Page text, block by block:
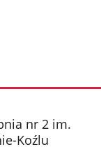
nr 2 im.
Koźlu